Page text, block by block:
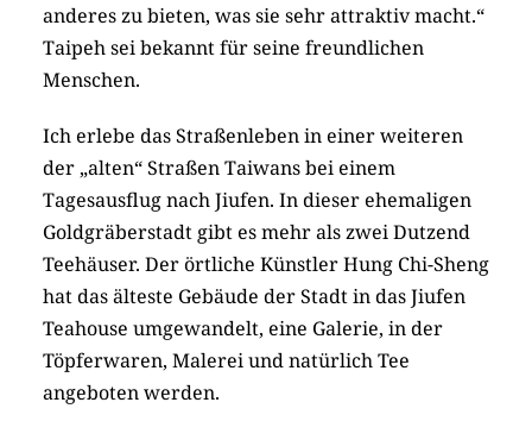
anderes zu bieten, was sie sehr attraktiv macht.“
Taipeh sei bekannt für seine freundlichen
Menschen.
Ich erlebe das Straßenleben in einer weiteren
der „alten“ Straßen Taiwans bei einem
Tagesausflug nach Jiufen. In dieser ehemaligen
Goldgräberstadt gibt es mehr als zwei Dutzend
Teehäuser. Der örtliche Künstler Hung Chi-Sheng
hat das älteste Gebäude der Stadt in das Jiufen
Teahouse umgewandelt, eine Galerie, in der
Töpferwaren, Malerei und natürlich Tee
angeboten werden.